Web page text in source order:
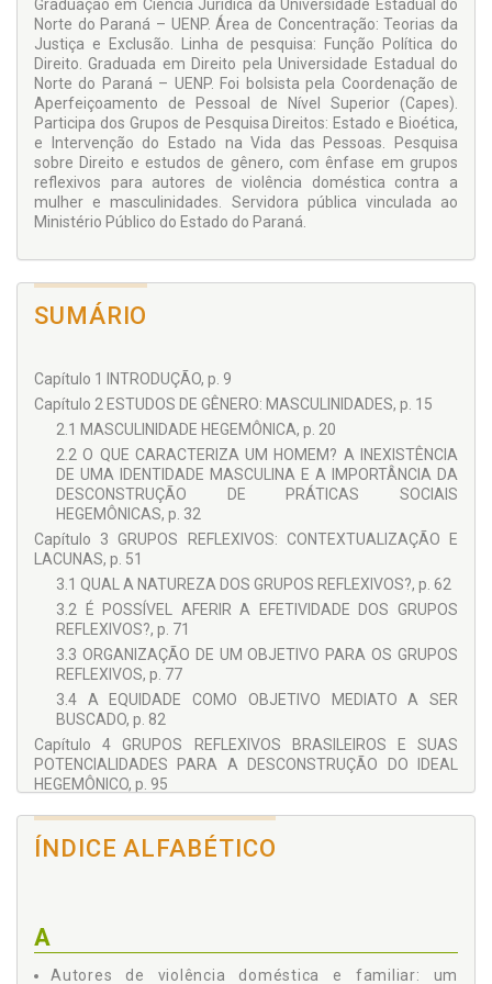
contribuir para uma maior efetividade dos grupos, bem como
apontam-se lacunas para futuras pesquisas sobre o tema.
Graduação em Ciência Jurídica da Universidade Estadual do
Norte do Paraná – UENP. Área de Concentração: Teorias da
Justiça e Exclusão. Linha de pesquisa: Função Política do
Direito. Graduada em Direito pela Universidade Estadual do
Norte do Paraná – UENP. Foi bolsista pela Coordenação de
Aperfeiçoamento de Pessoal de Nível Superior (Capes).
Participa dos Grupos de Pesquisa Direitos: Estado e Bioética,
e Intervenção do Estado na Vida das Pessoas. Pesquisa
sobre Direito e estudos de gênero, com ênfase em grupos
reflexivos para autores de violência doméstica contra a
mulher e masculinidades. Servidora pública vinculada ao
Ministério Público do Estado do Paraná.
SUMÁRIO
Capítulo 1 INTRODUÇÃO, p. 9
Capítulo 2 ESTUDOS DE GÊNERO: MASCULINIDADES, p. 15
2.1 MASCULINIDADE HEGEMÔNICA, p. 20
2.2 O QUE CARACTERIZA UM HOMEM? A INEXISTÊNCIA
DE UMA IDENTIDADE MASCULINA E A IMPORTÂNCIA DA
DESCONSTRUÇÃO DE PRÁTICAS SOCIAIS
HEGEMÔNICAS, p. 32
Capítulo 3 GRUPOS REFLEXIVOS: CONTEXTUALIZAÇÃO E
LACUNAS, p. 51
3.1 QUAL A NATUREZA DOS GRUPOS REFLEXIVOS?, p. 62
3.2 É POSSÍVEL AFERIR A EFETIVIDADE DOS GRUPOS
REFLEXIVOS?, p. 71
3.3 ORGANIZAÇÃO DE UM OBJETIVO PARA OS GRUPOS
REFLEXIVOS, p. 77
3.4 A EQUIDADE COMO OBJETIVO MEDIATO A SER
BUSCADO, p. 82
Capítulo 4 GRUPOS REFLEXIVOS BRASILEIROS E SUAS
POTENCIALIDADES PARA A DESCONSTRUÇÃO DO IDEAL
HEGEMÔNICO, p. 95
4.2 VIOLÊNCIA E MASCULINIDADE: UMA CONTRIBUIÇÃO
PSICANALÍTICA AOS ESTUDOS DAS RELAÇÕES DE
4.4 NOVOS FRASCOS, VELHAS FRAGRÂNCIAS: A
ÍNDICE ALFABÉTICO
A
Autores de violência doméstica e familiar: um